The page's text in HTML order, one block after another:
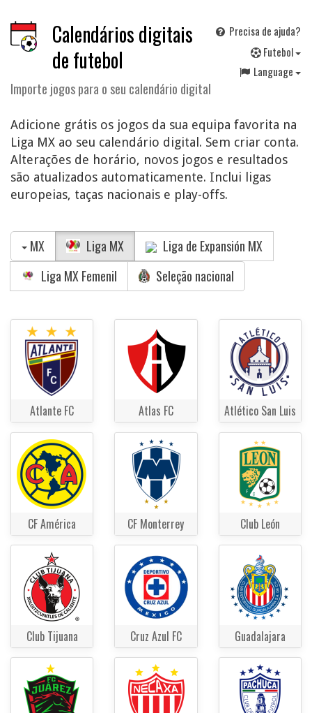
Calendários digitais
de futebol
Importe jogos para o seu calendário digital
Precisa de ajuda?
Futebol
Language
Adicione grátis os jogos da sua equipa favorita na
Liga MX ao seu calendário digital. Sem criar conta.
Alterações de horário, novos jogos e resultados
são atualizados automaticamente. Inclui ligas
europeias, taças nacionais e play-offs.
MX Liga MX
Liga de Expansión MX
Liga MX Femenil
Seleção nacional
Atlante FC Atlas FC Atlético San Luis
CF América CF Monterrey Club León
Club Tijuana Cruz Azul FC Guadalajara